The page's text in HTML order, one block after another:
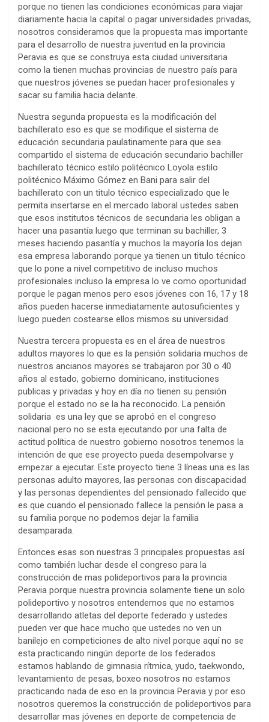
porque no tienen las condiciones económicas para viajar
diariamente hacia la capital o pagar universidades privadas,
nosotros consideramos que la propuesta mas importante
para el desarrollo de nuestra juventud en la provincia
Peravia es que se construya esta ciudad universitaria
como la tienen muchas provincias de nuestro país para
que nuestros jóvenes se puedan hacer profesionales y
sacar su familia hacia delante.
Nuestra segunda propuesta es la modificación del
bachillerato eso es que se modifique el sistema de
educación secundaria paulatinamente para que sea
compartido el sistema de educación secundario bachiller
bachillerato técnico estilo politécnico Loyola estilo
politécnico Máximo Gómez en Bani para salir del
bachillerato con un titulo técnico especializado que le
permita insertarse en el mercado laboral ustedes saben
que esos institutos técnicos de secundaria les obligan a
hacer una pasantía luego que terminan su bachiller, 3
meses haciendo pasantía y muchos la mayoría los dejan
esa empresa laborando porque ya tienen un titulo técnico
que lo pone a nivel competitivo de incluso muchos
profesionales incluso la empresa lo ve como oportunidad
porque le pagan menos pero esos jóvenes con 16, 17 y 18
años pueden hacerse inmediatamente autosuficientes y
luego pueden costearse ellos mismos su universidad.
Nuestra tercera propuesta es en el área de nuestros
adultos mayores lo que es la pensión solidaria muchos de
nuestros ancianos mayores se trabajaron por 30 o 40
años al estado, gobierno dominicano, instituciones
publicas y privadas y hoy en día no tienen su pensión
porque el estado no se la ha reconocido. La pensión
solidaria es una ley que se aprobó en el congreso
nacional pero no se esta ejecutando por una falta de
actitud política de nuestro gobierno nosotros tenemos la
intención de que ese proyecto pueda desempolvarse y
empezar a ejecutar. Este proyecto tiene 3 líneas una es las
personas adulto mayores, las personas con discapacidad
y las personas dependientes del pensionado fallecido que
es que cuando el pensionado fallece la pensión le pasa a
su familia porque no podemos dejar la familia
desamparada.
Entonces esas son nuestras 3 principales propuestas así
como también luchar desde el congreso para la
construcción de mas polideportivos para la provincia
Peravia porque nuestra provincia solamente tiene un solo
polideportivo y nosotros entendemos que no estamos
desarrollando atletas del deporte federado y ustedes
pueden ver que hace mucho que ustedes no ven un
banilejo en competiciones de alto nivel porque aquí no se
esta practicando ningún deporte de los federados
estamos hablando de gimnasia rítmica, yudo, taekwondo,
levantamiento de pesas, boxeo nosotros no estamos
practicando nada de eso en la provincia Peravia y por eso
nosotros queremos la construcción de polideportivos para
desarrollar mas jóvenes en deporte de competencia de